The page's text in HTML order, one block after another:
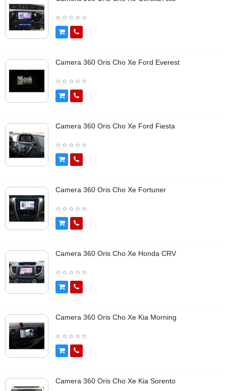
Camera 360 Oris Cho Xe Ford Everest
Camera 360 Oris Cho Xe Ford Fiesta
Camera 360 Oris Cho Xe Fortuner
Camera 360 Oris Cho Xe Honda CRV
Camera 360 Oris Cho Xe Kia Morning
Camera 360 Oris Cho Xe Kia Sorento